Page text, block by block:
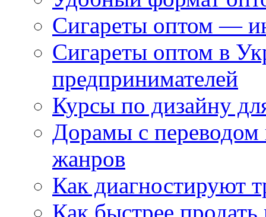
Сигареты оптом —
Сигареты оптом в
предпринимателей
Курсы по дизайну
Дорамы с переводом
жанров
Как диагностируют